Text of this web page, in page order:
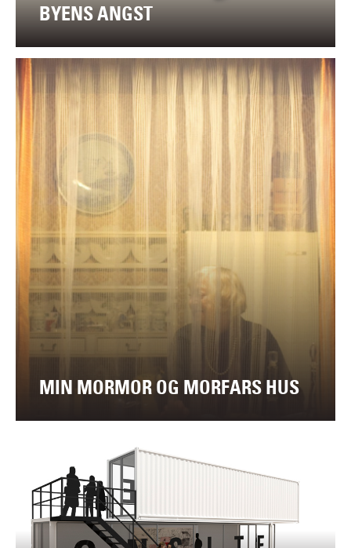
BYENS ANGST
MIN MORMOR OG MORFARS HUS